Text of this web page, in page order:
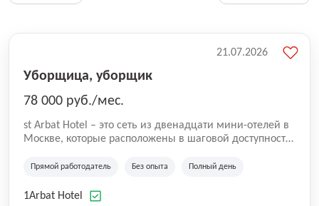
Уборщица, уборщик
78 000 руб./мес.
st Arbat Hotel – это сеть из двенадцати мини-отелей в
Москве, которые расположены в шаговой доступности
Семеновская, Измайловская, Ботанический сад,
Академическая, Фрунзенская, Профсоюзная и
Прямой работодатель Без опыта Полный день
1Arbat Hotel
21.07.2026